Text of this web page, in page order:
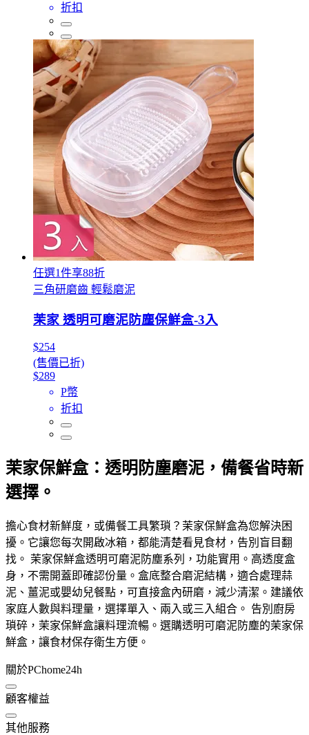
折扣
任選1件享88折
三角研磨齒 輕鬆磨泥
茉家 透明可磨泥防塵保鮮盒-3入
$254
(售價已折)
$289
P幣
折扣
茉家保鮮盒：透明防塵磨泥，備餐省時新
選擇。
擔心食材新鮮度，或備餐工具繁瑣？茉家保鮮盒為您解決困
擾。它讓您每次開啟冰箱，都能清楚看見食材，告別盲目翻
找。 茉家保鮮盒透明可磨泥防塵系列，功能實用。高透度盒
身，不需開蓋即確認份量。盒底整合磨泥結構，適合處理蒜
泥、薑泥或嬰幼兒餐點，可直接盒內研磨，減少清潔。建議依
家庭人數與料理量，選擇單入、兩入或三入組合。 告別廚房
瑣碎，茉家保鮮盒讓料理流暢。選購透明可磨泥防塵的茉家保
鮮盒，讓食材保存衛生方便。
關於PChome24h
顧客權益
其他服務